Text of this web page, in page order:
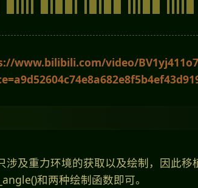
www.bilibili.com/video/
涉及重力环境的获取以及绘制，因此移
和两种绘制函数即可。